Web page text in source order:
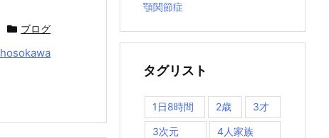
ブログ
hosokawa
顎関節症
タグリスト
1日8時間 2歳 3才
3次元 4人家族